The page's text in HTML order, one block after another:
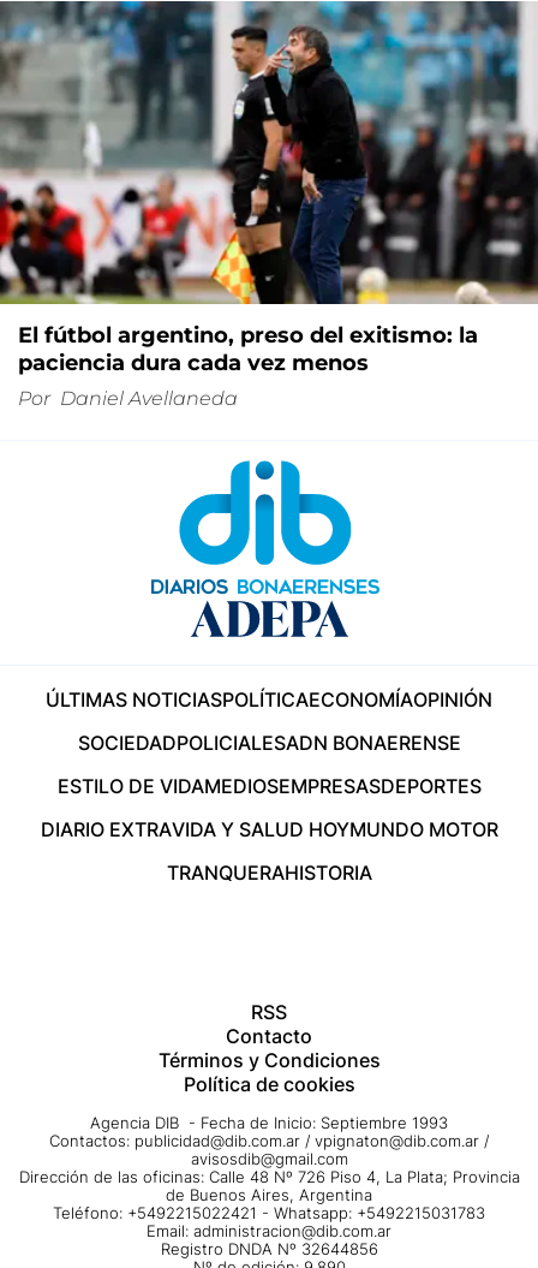
El fútbol argentino, preso del exitismo: la
paciencia dura cada vez menos
Por Daniel Avellaneda
ÚLTIMAS NOTICIASPOLÍTICAECONOMÍAOPINIÓN
SOCIEDADPOLICIALESADN BONAERENSE
ESTILO DE VIDAMEDIOSEMPRESASDEPORTES
DIARIO EXTRAVIDA Y SALUD HOYMUNDO MOTOR
TRANQUERAHISTORIA
RSS
Contacto
Términos y Condiciones
Política de cookies
Agencia DIB - Fecha de Inicio: Septiembre 1993
Contactos: publicidad@dib.com.ar / vpignaton@dib.com.ar /
avisosdib@gmail.com
Dirección de las oficinas: Calle 48 Nº 726 Piso 4, La Plata; Provincia
de Buenos Aires, Argentina
Teléfono: +5492215022421 - Whatsapp: +5492215031783
Email: administracion@dib.com.ar
Registro DNDA Nº 32644856